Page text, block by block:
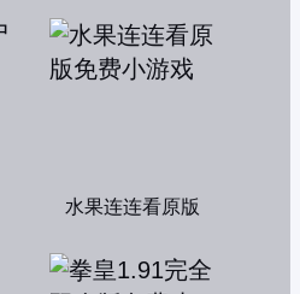
水果连连看原版